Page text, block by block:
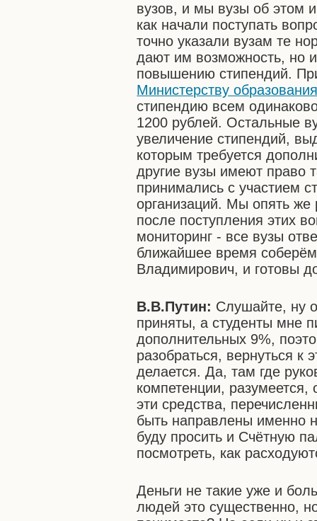
вузов, и мы вузы об этом
как начали поступать
точно указали вузам те
дают им возможность, но
повышению стипендий.
Министерству
стипендию всем
1200 рублей. Остальные
увеличение стипендий,
которым требуется
другие вузы имеют право
принимались с участием
организаций. Мы опять же
после поступления этих
мониторинг - все вузы
ближайшее время
Владимирович, и готовы
В.В.Путин: Слушайте, ну
приняты, а студенты мне
дополнительных 9%,
разобраться, вернуться к
делается. Да, там где
компетенции,
эти средства,
быть направлены именно
буду просить и Счётную
посмотреть, как
Деньги не такие уже и
людей это существенно,